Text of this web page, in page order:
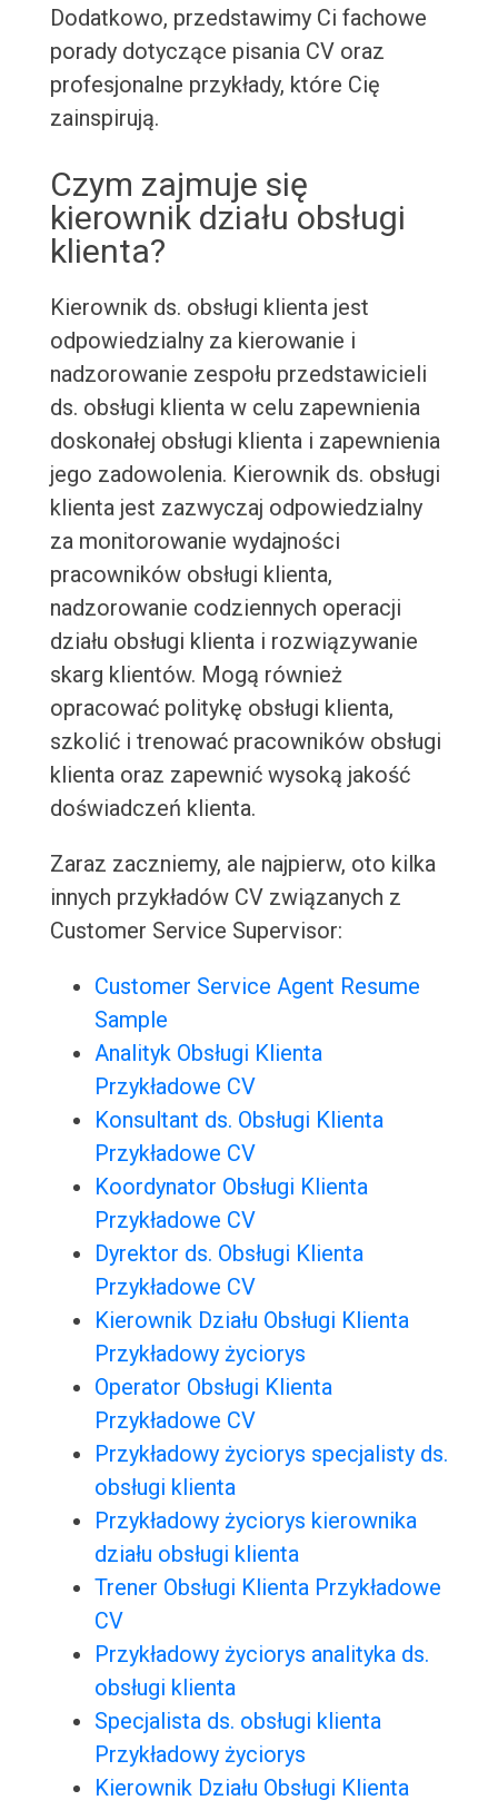
Dodatkowo, przedstawimy Ci fachowe
porady dotyczące pisania CV oraz
profesjonalne przykłady, które Cię
zainspirują.
Czym zajmuje się
kierownik działu obsługi
klienta?
Kierownik ds. obsługi klienta jest
odpowiedzialny za kierowanie i
nadzorowanie zespołu przedstawicieli
ds. obsługi klienta w celu zapewnienia
doskonałej obsługi klienta i zapewnienia
jego zadowolenia. Kierownik ds. obsługi
klienta jest zazwyczaj odpowiedzialny
za monitorowanie wydajności
pracowników obsługi klienta,
nadzorowanie codziennych operacji
działu obsługi klienta i rozwiązywanie
skarg klientów. Mogą również
opracować politykę obsługi klienta,
szkolić i trenować pracowników obsługi
klienta oraz zapewnić wysoką jakość
doświadczeń klienta.
Zaraz zaczniemy, ale najpierw, oto kilka
innych przykładów CV związanych z
Customer Service Supervisor:
Customer Service Agent Resume
Sample
Analityk Obsługi Klienta
Przykładowe CV
Konsultant ds. Obsługi Klienta
Przykładowe CV
Koordynator Obsługi Klienta
Przykładowe CV
Dyrektor ds. Obsługi Klienta
Przykładowe CV
Kierownik Działu Obsługi Klienta
Przykładowy życiorys
Operator Obsługi Klienta
Przykładowe CV
Przykładowy życiorys specjalisty ds.
obsługi klienta
Przykładowy życiorys kierownika
działu obsługi klienta
Trener Obsługi Klienta Przykładowe
CV
Przykładowy życiorys analityka ds.
obsługi klienta
Specjalista ds. obsługi klienta
Przykładowy życiorys
Kierownik Działu Obsługi Klienta